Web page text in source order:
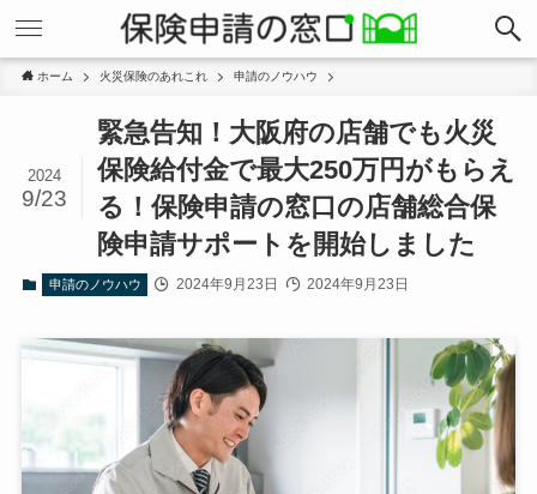
ホーム 火災保険のあれこれ 申請のノウハウ
緊急告知！大阪府の店舗でも火災
保険給付金で最大250万円がもらえ
る！保険申請の窓口の店舗総合保
険申請サポートを開始しました
2024
9/23
申請のノウハウ 2024年9月23日 2024年9月23日